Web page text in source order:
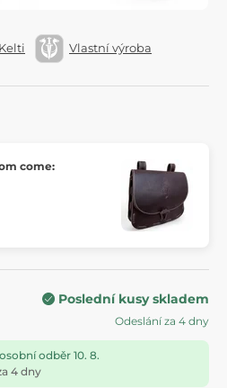
Kelti Vlastní výroba
come:
Poslední kusy skladem
Odeslání za 4 dny
odběr 10. 8.
4 dny